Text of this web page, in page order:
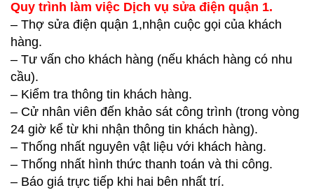
Quy trình làm việc Dịch vụ sửa điện quận 1.
– Thợ sửa điện quận 1,nhận cuộc gọi của khách
hàng.
– Tư vấn cho khách hàng (nếu khách hàng có nhu
cầu).
– Kiểm tra thông tin khách hàng.
– Cử nhân viên đến khảo sát công trình (trong vòng
24 giờ kể từ khi nhận thông tin khách hàng).
– Thống nhất nguyên vật liệu với khách hàng.
– Thống nhất hình thức thanh toán và thi công.
– Báo giá trực tiếp khi hai bên nhất trí.